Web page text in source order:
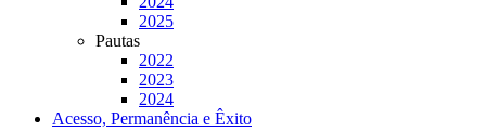
2025
Pautas
2022
2023
2024
Acesso, Permanência e Êxito